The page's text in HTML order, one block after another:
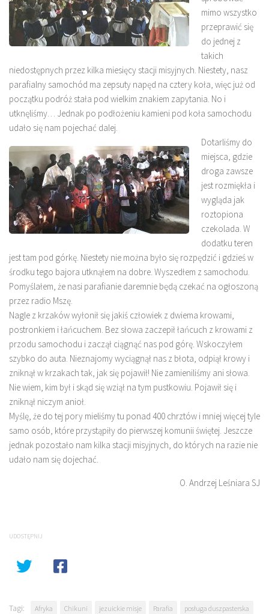
mimo wszystko
przeprawić się
do jednej z
takich
niedostępnych przez kilka miesięcy stacji misyjnych. Niestety, nasz
parafialny samochód ma zepsuty napęd na cztery koła, więc już od
początku podróż stała pod wielkim znakiem zapytania. No i
utknęliśmy… Jednak po podłożeniu kamieni pod koła samochodu
udało się nam pojechać dalej.
Dotarliśmy do
miejsca, gdzie
droga zawsze
jest rozmiękła i
wygląda jak
roztopiona
czekolada. W
dodatku teren
jest tam pod górkę. Niestety nie można było się rozpędzić i gdzieś w
środku tego bajora utknąłem na dobre. Wyszedłem z samochodu.
Pomyślałem, że nasi parafianie daremnie będą czekać na ogłoszoną
przez radio Mszę.
Nagle z krzaków wyłonił się jakiś człowiek z dwiema krowami,
postronkiem i łańcuchem. Bez słowa zaczepił łańcuch z krowami z
przodu samochodu i zaczął ciągnąć nas pod górę. Wskoczyłem
szybko do auta. Nieznajomy wyciągnął nas z błota, odpiął krowy i
zniknął w krzakach tak, jak się pojawił! Nie zamieniliśmy ani słowa.
Nie wiem, kim był i skąd się wziął na tym pustkowiu. Pojawił się i
zniknął niczym anioł.
Myślę, że do tej pory mieliśmy tu ponad 400 chrztów i mniej więcej tyle
samo osób, które przystąpiły do pierwszej komunii świętej. Jeszcze
jednak pozostało nam kilka stacji misyjnych, do których na razie nie
udało nam się dojechać.
O. Andrzej Leśniara SJ
UDOSTĘPNIJ
Tagi: Afryka Chikuni jezuickie misje Parafia
posługa duszpasterska